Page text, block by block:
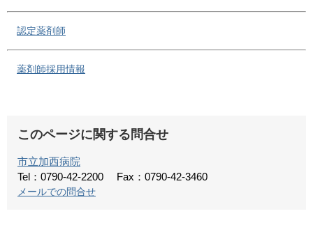
認定薬剤師
薬剤師採用情報
このページに関する問合せ
市立加西病院
Tel：0790-42-2200
Fax：0790-42-3460
メールでの問合せ